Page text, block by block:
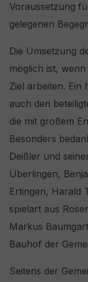
Voraussetzung
gelegenen
Die Umsetzung
möglich ist,
Ziel arbeiten. Ein
auch den
die mit großem
Besonders
Deißler und
Überlingen,
Ertingen, Harald
spielart aus
Markus
Bauhof der
Seitens der